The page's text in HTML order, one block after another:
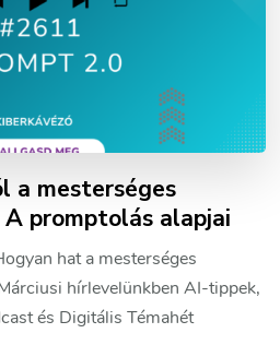
a mesterséges
promptolás alapjai
hat a mesterséges
hírlevelünkben AI-tippek,
és Digitális Témahét